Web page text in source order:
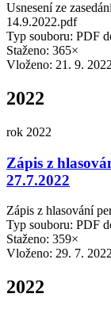
Usnesení ze
14.9.2022.pdf
Typ souboru: PDF
Staženo: 365×
Vloženo: 21. 9. 2022
2022
rok 2022
Zápis z
27.7.2022
Zápis z hlasování
Typ souboru: PDF
Staženo: 359×
Vloženo: 29. 7. 2022
2022